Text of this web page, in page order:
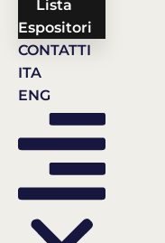
Lista
Espositori
CONTATTI
ITA
ENG